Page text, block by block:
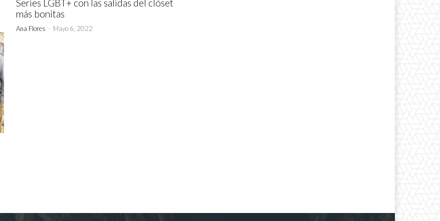
Series LGBT+ con las salidas del clóset
más bonitas
Ana Flores - Mayo 6, 2022